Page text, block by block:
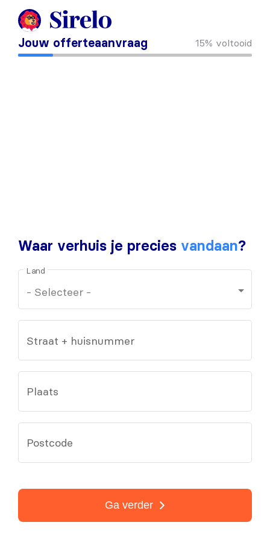
Jouw offerteaanvraag 15% voltooid
Waar verhuis je precies vandaan?
Land
Straat + huisnummer
Plaats
Postcode
Ga verder